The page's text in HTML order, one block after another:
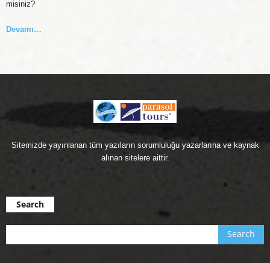
misiniz?
Devamı…
Sitemizde yayınlanan tüm yazıların sorumluluğu yazarlarına ve kaynak
alınan sitelere aittir.
Search